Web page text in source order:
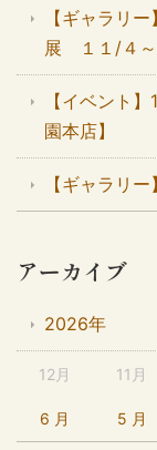
【ギャラリ
展 １１/４～
【イベント
園本店】
【ギャラリ
アーカイブ
2026年
12月 11月
6 月 5 月